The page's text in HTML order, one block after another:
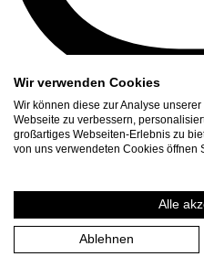
Contact
Press Download
Wir verwenden Cookies
Wir können diese zur Analyse
Webseite zu verbessern,
großartiges Webseiten-Erlebnis zu
von uns verwendeten Cookies öffnen
Alle
Ablehnen